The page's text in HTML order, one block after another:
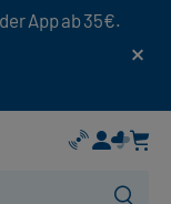
App ab 35€.